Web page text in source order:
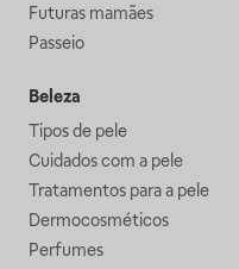
Futuras mamães
Passeio
Beleza
Tipos de pele
Cuidados com a pele
Tratamentos para a pele
Dermocosméticos
Perfumes